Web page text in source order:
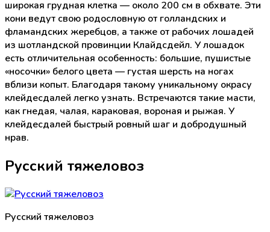
широкая грудная клетка — около 200 см в обхвате. Эти
кони ведут свою родословную от голландских и
фламандских жеребцов, а также от рабочих лошадей
из шотландской провинции Клайдсдейл. У лошадок
есть отличительная особенность: большие, пушистые
«носочки» белого цвета — густая шерсть на ногах
вблизи копыт. Благодаря такому уникальному окрасу
клейдесдалей легко узнать. Встречаются такие масти,
как гнедая, чалая, караковая, вороная и рыжая. У
клейдесдалей быстрый ровный шаг и добродушный
нрав.
Русский тяжеловоз
Русский тяжеловоз